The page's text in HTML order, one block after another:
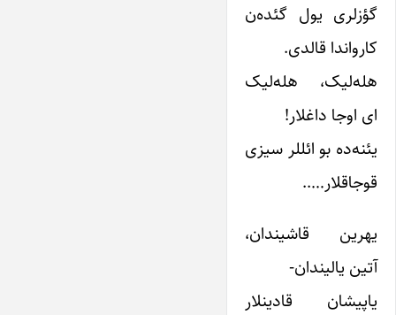
گؤزلری‌ یول‌ گئده‌ن‌
کارواندا قالدی‌.
هله‌لیک‌، هله‌لیک‌
ای‌ اوجا داغلار!
یئنه‌ده‌ بو ائللر سیزی‌
قوجاقلار…..
یهرین‌ قاشیندان‌،
آتین‌ یالیندان‌-
یاپیشان‌ قادینلار